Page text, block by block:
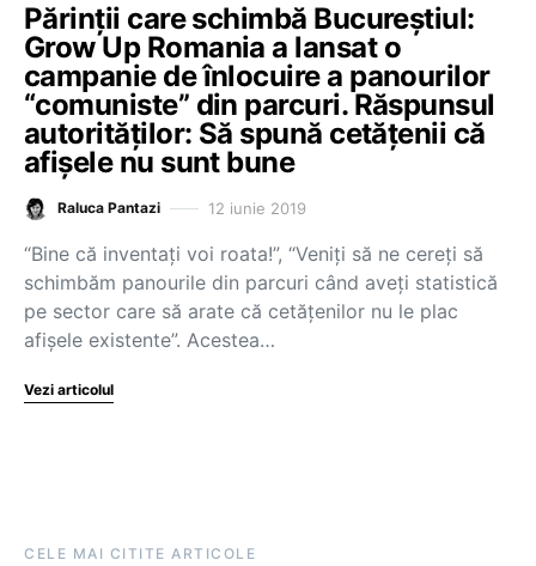
Părinții care schimbă Bucureștiul:
Grow Up Romania a lansat o
campanie de înlocuire a panourilor
“comuniste” din parcuri. Răspunsul
autorităților: Să spună cetățenii că
afișele nu sunt bune
Raluca Pantazi 12 iunie 2019
“Bine că inventați voi roata!”, “Veniți să ne cereți să
schimbăm panourile din parcuri când aveți statistică
pe sector care să arate că cetățenilor nu le plac
afișele existente”. Acestea…
Vezi articolul
CELE MAI CITITE ARTICOLE